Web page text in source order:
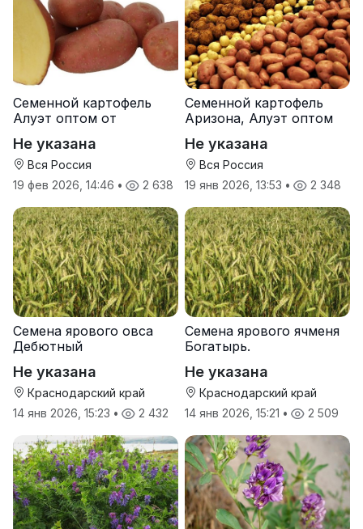
Семенной картофель
Алуэт оптом от
Не указана
Вся Россия
19 фев 2026, 14:46 • 2 638
Семенной картофель
Аризона, Алуэт оптом
Не указана
Вся Россия
19 янв 2026, 13:53 • 2 348
Семена ярового овса
Дебютный
Не указана
Краснодарский край
14 янв 2026, 15:23 • 2 432
Семена ярового ячменя
Богатырь.
Не указана
Краснодарский край
14 янв 2026, 15:21 • 2 509